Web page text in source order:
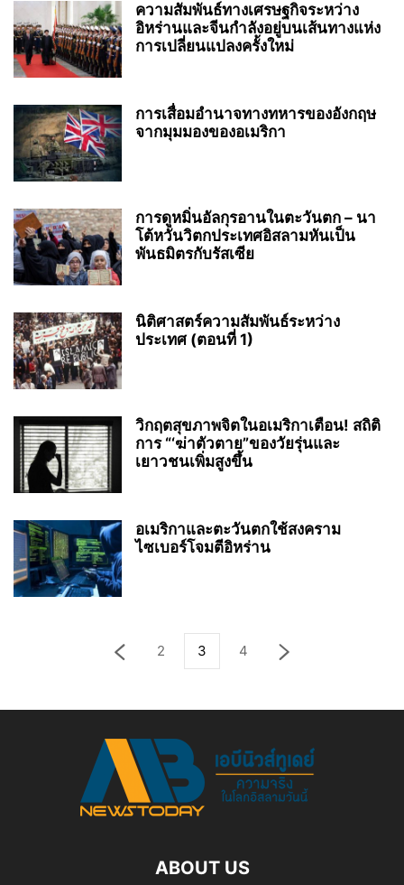
ความสัมพันธ์ทางเศรษฐกิจระหว่าง
อิหร่านและจีนกำลังอยู่บนเส้นทางแห่ง
การเปลี่ยนแปลงครั้งใหม่
การเสื่อมอำนาจทางทหารของอังกฤษ
จากมุมมองของอเมริกา
การดูหมิ่นอัลกุรอานในตะวันตก – นา
โต้หวั่นวิตกประเทศอิสลามหันเป็น
พันธมิตรกับรัสเซีย
นิติศาสตร์ความสัมพันธ์ระหว่าง
ประเทศ (ตอนที่ 1)
วิกฤตสุขภาพจิตในอเมริกาเตือน! สถิติ
การ “‘ฆ่าตัวตาย”ของวัยรุ่นและ
เยาวชนเพิ่มสูงขึ้น
อเมริกาและตะวันตกใช้สงคราม
ไซเบอร์โจมตีอิหร่าน
2 3 4
ABOUT US